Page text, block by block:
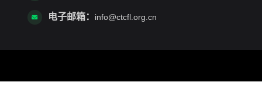
电子邮箱： info@ctcfl.org.cn